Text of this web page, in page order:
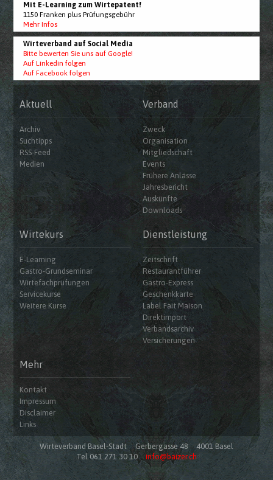
Mit E-Learning zum Wirtepatent!
1150 Franken plus Prüfungsgebühr
Mehr Infos
Wirteverband auf Social Media
Bitte bewerten Sie uns auf Google!
Auf Linkedin folgen
Auf Facebook folgen
Aktuell
Archiv
Suchtipps
RSS-Feed
Medien
Verband
Zweck
Organisation
Mitgliedschaft
Events
Frühere Anlässe
Jahresbericht
Auskünfte
Downloads
Wirtekurs
E-Learning
Gastro-Grundseminar
Wirtefachprüfungen
Servicekurse
Weitere Kurse
Dienstleistung
Zeitschrift
Restaurantführer
Gastro-Express
Geschenkkarte
Label Fait Maison
Direktimport
Verbandsarchiv
Versicherungen
Mehr
Kontakt
Impressum
Disclaimer
Links
Wirteverband Basel-Stadt Gerbergasse 48
4001 Basel
Tel 061 271 30 10
info@baizer.ch